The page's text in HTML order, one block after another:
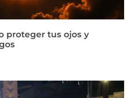
proteger tus ojos y